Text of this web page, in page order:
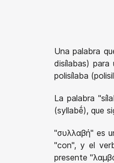
Una palabra
disílabas)
polisílaba
La palabra
(syllabḗ), que
"συλλαβή" es
"con", y el
presente